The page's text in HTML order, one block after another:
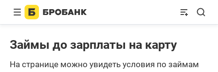
Займы до зарплаты на карту
На странице можно увидеть условия по займам